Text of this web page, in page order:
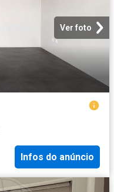
Ver foto
Infos do anúncio